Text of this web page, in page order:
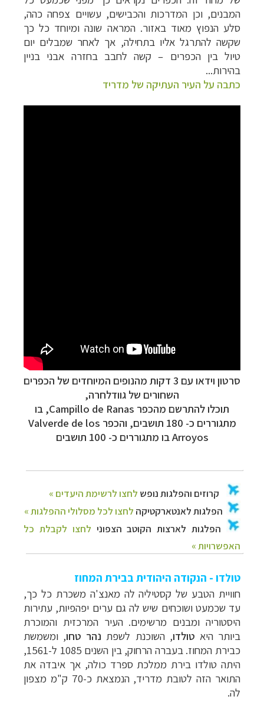
המבנים, וכן המדרכות והכבישים, עשויים צפחה כהה,
סלע הנפוץ מאוד באזור. המראה שונה ומיוחד כל כך
שקשה להתרגל אליו בתחילה, אך לאחר שמבלים יום
טיול בין הכפרים – קשה לחבב בחזרה אבני בניין
בהירות...
כתבה על העיר העתיקה של מדריד
סרטון וידאו עם 3 דקות מהנופים המיוחדים של הכפרים
השחורים של גוודלחרה,
תוכלו להתרשם מהכפר
Campillo de Ranas, בו
מתגוררים כ- 180 תושבים, והכפר
Valverde de los
Arroyos בו מתגוררים כ- 100 תושבים
טולדו - הנקודה היהודית בבירת המחוז
חוויית הטבע של קסטיליה לה מאנצ'ה משכרת כל כך,
עד שכמעט ושוכחים שיש לה גם ערים יפהפיות, עתירות
היסטוריה ומבנים מרשימים. העיר המרכזית והמוכרת
ביותר היא טולדו, השוכנת לשפת נהר טחו, ומשמשת
כבירת המחוז. בעברה הרחוק, בין השנים
1085 ל-1561,
היתה טולדו בירת ממלכת ספרד כולה, אך איבדה את
התואר הזה לטובת מדריד, הנמצאת כ-70 ק"מ מצפון
לה.